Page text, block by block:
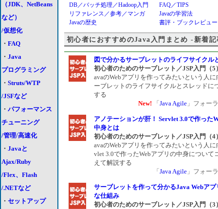
DB／バッチ処理／Hadoop入門
FAQ／TIPS
リファレンス／参考／マンガ
Javaの学習法
Javaの歴史
書評・ブックレビュー
初心者におすすめのJava入門まとめ -新着
図で分かるサーブレットのライフサイクル
初心者のためのサーブレット／JSP入門（5
avaのWebアプリを作ってみたいという人
ーブレットのライフサイクルとスレッドに
する
New!
「 Java Agile 」フォー
アノテーションが肝！ Servlet 3.0で作った
中身とは
初心者のためのサーブレット／JSP入門（4
avaのWebアプリを作ってみたいという人に
vlet 3.0で作ったWebアプリの中身について
えて解説する
「 Java Agile 」フォー
サーブレットを作って分かるJava Webアプ
な仕組み
初心者のためのサーブレット／JSP入門（3
（JDK、NetBeans
など）
/仮想化
・ FAQ
・ Java
プログラミング
・ Struts/WTP
/JSFなど
・ パフォーマンス
チューニング
/管理/高速化
・ Javaと
Ajax/Ruby
/Flex、Flash
/.NETなど
・ セットアップ